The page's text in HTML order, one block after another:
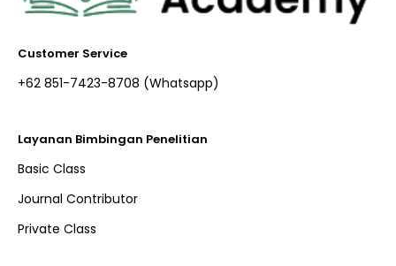
Customer Service
+62 851-7423-8708 (Whatsapp)​
Layanan Bimbingan Penelitian
Basic Class
Journal Contributor
Private Class